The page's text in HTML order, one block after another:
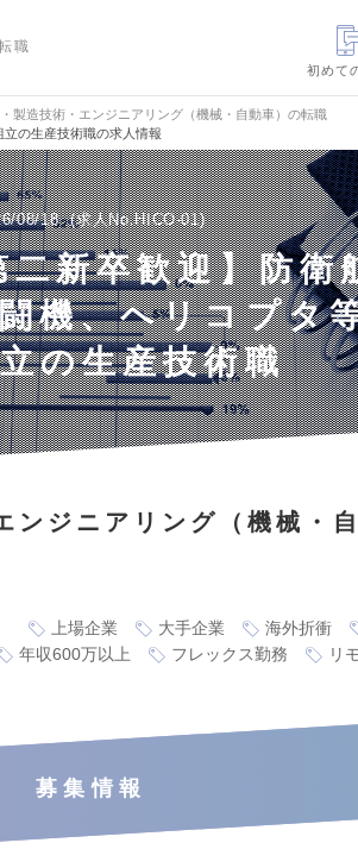
職
初めて
製造技術・エンジニアリング（機械・自動車）の転職
立の生産技術職の求人情報
08/18 求人No.HICO-01
二新卒歓迎】防衛
機、ヘリコプタ
の生産技術職
ンジニアリング（機械・
上場企業 大手企業
海外折衝
年収600万以上 フレックス勤務
リ
募集情報